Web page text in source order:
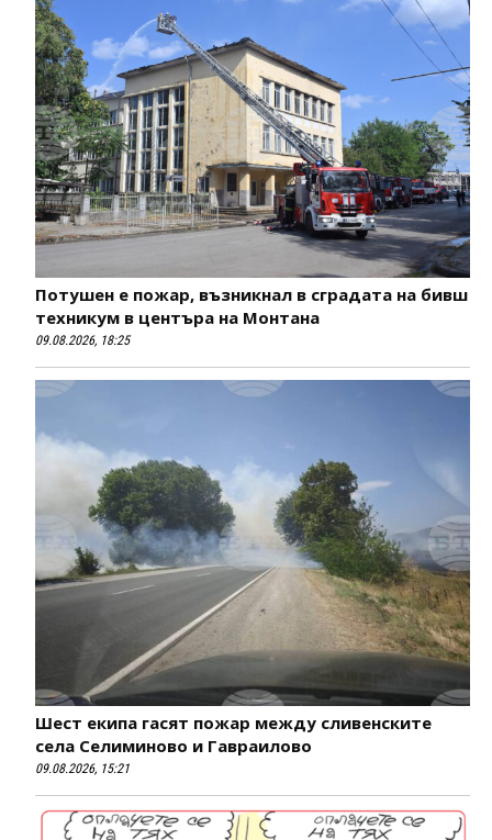
Потушен е пожар, възникнал в сградата на бивш
техникум в центъра на Монтана
09.08.2026, 18:25
Шест екипа гасят пожар между сливенските
села Селиминово и Гавраилово
09.08.2026, 15:21